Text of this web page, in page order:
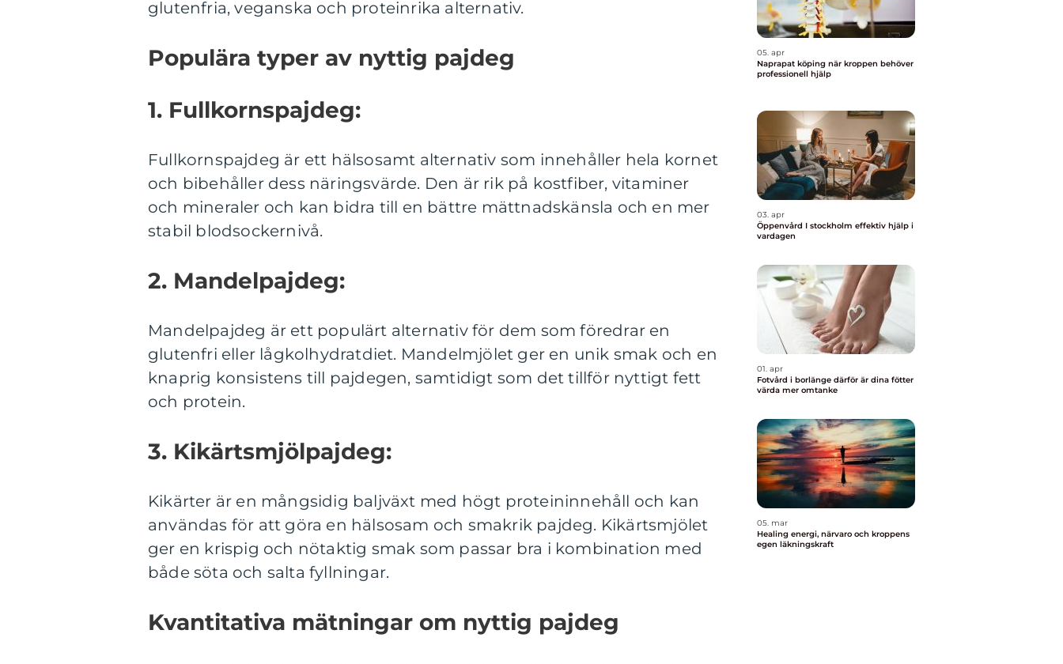
glutenfria, veganska och proteinrika alternativ.
Populära typer av nyttig pajdeg
1. Fullkornspajdeg:
Fullkornspajdeg är ett hälsosamt alternativ som innehåller hela kornet
och bibehåller dess näringsvärde. Den är rik på kostfiber, vitaminer
och mineraler och kan bidra till en bättre mättnadskänsla och en mer
stabil blodsockernivå.
2. Mandelpajdeg:
Mandelpajdeg är ett populärt alternativ för dem som föredrar en
glutenfri eller lågkolhydratdiet. Mandelmjölet ger en unik smak och en
knaprig konsistens till pajdegen, samtidigt som det tillför nyttigt fett
och protein.
3. Kikärtsmjölpajdeg:
Kikärter är en mångsidig baljväxt med högt proteininnehåll och kan
användas för att göra en hälsosam och smakrik pajdeg. Kikärtsmjölet
ger en krispig och nötaktig smak som passar bra i kombination med
både söta och salta fyllningar.
Kvantitativa mätningar om nyttig pajdeg
05. apr
Naprapat köping när kroppen behöver
professionell hjälp
03. apr
Öppenvård I stockholm effektiv hjälp i
vardagen
01. apr
Fotvård i borlänge därför är dina fötter
värda mer omtanke
05. mar
Healing energi, närvaro och kroppens
egen läkningskraft